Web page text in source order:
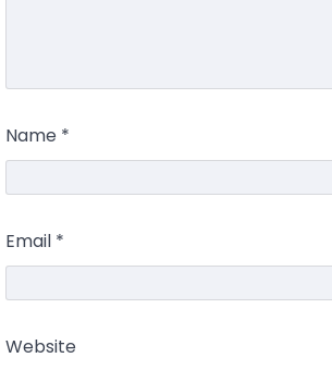
Name *
Email *
Website